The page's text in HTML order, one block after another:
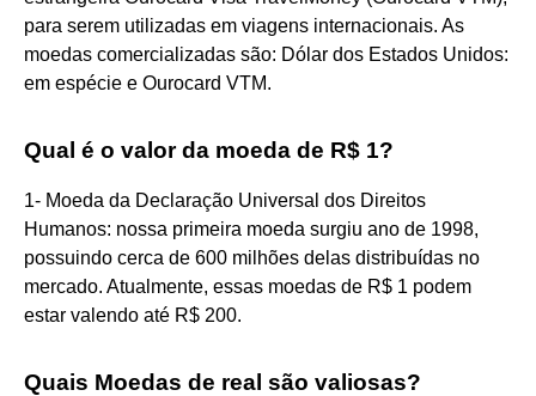
para serem utilizadas em viagens internacionais. As
moedas comercializadas são: Dólar dos Estados Unidos:
em espécie e Ourocard VTM.
Qual é o valor da moeda de R$ 1?
1- Moeda da Declaração Universal dos Direitos
Humanos: nossa primeira moeda surgiu ano de 1998,
possuindo cerca de 600 milhões delas distribuídas no
mercado. Atualmente, essas moedas de R$ 1 podem
estar valendo até R$ 200.
Quais Moedas de real são valiosas?